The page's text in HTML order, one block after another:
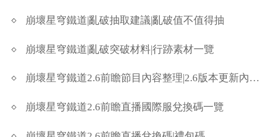
崩壞星穹鐵道|亂破抽取建議|亂破值不值得抽
崩壞星穹鐵道|亂破突破材料|行跡素材一覽
崩壞星穹鐵道2.6前瞻節目內容整理|2.6版本更新內容一覽
崩壞星穹鐵道2.6前瞻直播國際服兌換碼一覽